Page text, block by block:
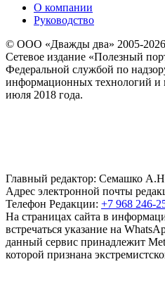
О компании
Руководство
© ООО «Дважды два» 2005-2026
Сетевое издание «Полезный
Федеральной службой по
информационных технологий и
июля 2018 года.
Главный редактор: Семашко
Адрес электронной почты
Телефон Редакции: +7 968 246-
На страницах сайта в
встречаться указание на
данный сервис принадлежит
которой признана